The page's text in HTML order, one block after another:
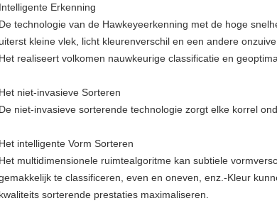
Intelligente Erkenning
De technologie van de Hawkeyeerkenning met de hoge
uiterst kleine vlek, licht kleurenverschil en een andere
Het realiseert volkomen nauwkeurige classificatie en
Het niet-invasieve Sorteren
De niet-invasieve sorterende technologie zorgt elke korrel
Het intelligente Vorm Sorteren
Het multidimensionele ruimtealgoritme kan subtiele
te classificeren, even en oneven, enz.-Kleur
kwaliteits sorterende prestaties maximaliseren.